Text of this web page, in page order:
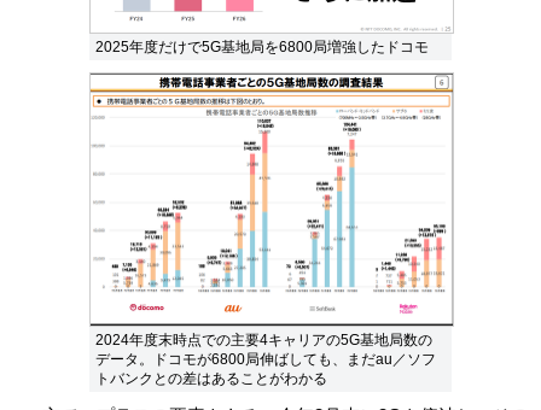
2025年度だけで5G基地局を6800局増強したドコモ
2024年度末時点での主要4キャリアの5G基地局数の
データ。ドコモが6800局伸ばしても、まだau／ソフ
トバンクとの差はあることがわかる